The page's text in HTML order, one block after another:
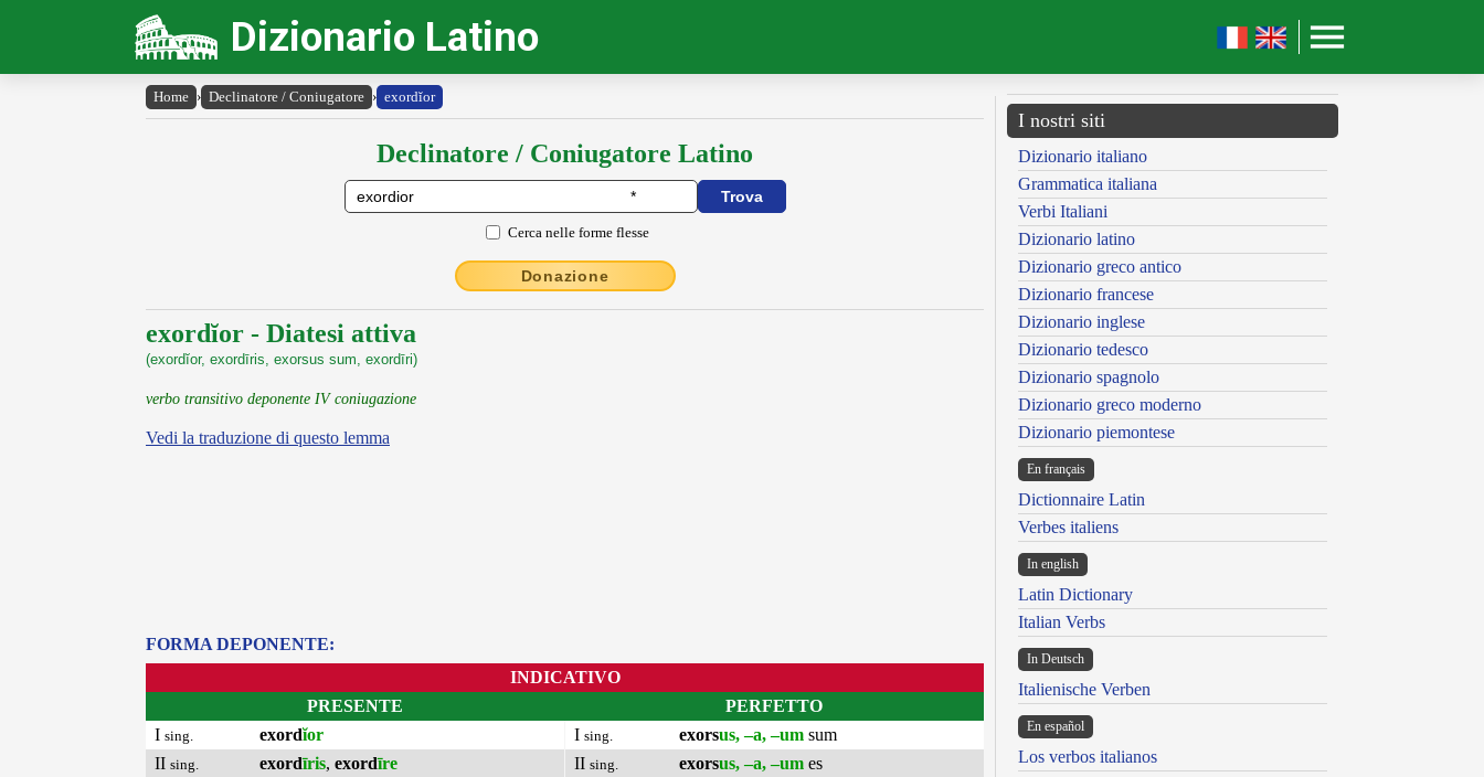
Dizionario Latino
Home › Declinatore / Coniugatore › exordĭor
Declinatore / Coniugatore Latino
Cerca nelle forme flesse
Donazione
exordĭor - Diatesi attiva
(exordĭor, exordīris, exorsus sum, exordīri)
verbo transitivo deponente IV coniugazione
Vedi la traduzione di questo lemma
FORMA DEPONENTE:
INDICATIVO
PRESENTE
I sing. exordĭor
II sing. exordīris, exordīre
PERFETTO
I sing. exorsus, –a, –um sum
II sing. exorsus, –a, –um es
I nostri siti
Dizionario italiano
Grammatica italiana
Verbi Italiani
Dizionario latino
Dizionario greco antico
Dizionario francese
Dizionario inglese
Dizionario tedesco
Dizionario spagnolo
Dizionario greco moderno
Dizionario piemontese
En français
Dictionnaire Latin
Verbes italiens
In english
Latin Dictionary
Italian Verbs
In Deutsch
Italienische Verben
En español
Los verbos italianos